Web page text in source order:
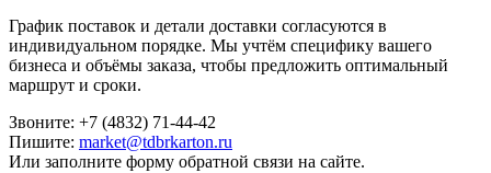
График поставок и детали доставки согласуются в
индивидуальном порядке. Мы учтём специфику вашего
бизнеса и объёмы заказа, чтобы предложить оптимальный
маршрут и сроки.
Звоните: +7 (4832) 71-44-42
Пишите: market@tdbrkarton.ru
Или заполните форму обратной связи на сайте.